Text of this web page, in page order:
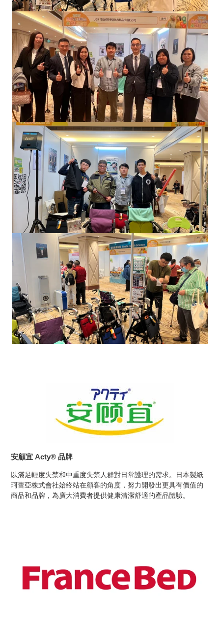
安顧宜 Acty® 品牌
以滿足輕度失禁和中重度失禁人群對日常護理的需求。日本製紙
珂蕾亞株式會社始終站在顧客的角度，努力開發出更具有價值的
商品和品牌，為廣大消費者提供健康清潔舒適的產品體驗。